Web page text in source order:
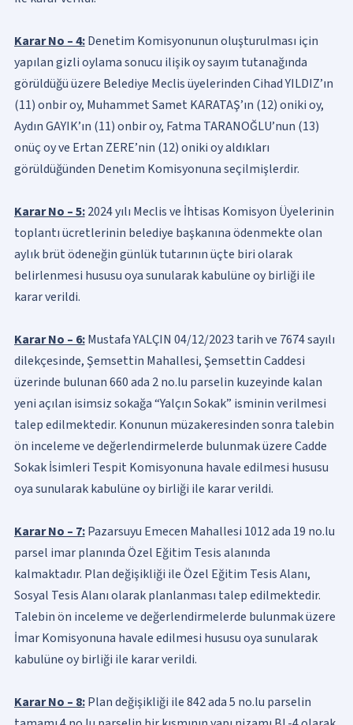
Karar No – 4:Denetim Komisyonunun oluşturulması için
yapılan gizli oylama sonucu ilişik oy sayım tutanağında
görüldüğü üzere Belediye Meclis üyelerinden Cihad YILDIZ’ın
(11) onbir oy, Muhammet Samet KARATAŞ’ın (12) oniki oy,
Aydın GAYIK’ın (11) onbir oy, Fatma TARANOĞLU’nun (13)
onüç oy ve Ertan ZERE’nin (12) oniki oy aldıkları
görüldüğünden Denetim Komisyonuna seçilmişlerdir.
Karar No – 5:2024 yılı Meclis ve İhtisas Komisyon Üyelerinin
toplantı ücretlerinin belediye başkanına ödenmekte olan
aylık brüt ödeneğin günlük tutarının üçte biri olarak
belirlenmesi hususu oya sunularak kabulüne oy birliği ile
karar verildi.
Karar No – 6:Mustafa YALÇIN 04/12/2023 tarih ve 7674 sayılı
dilekçesinde, Şemsettin Mahallesi, Şemsettin Caddesi
üzerinde bulunan 660 ada 2 no.lu parselin kuzeyinde kalan
yeni açılan isimsiz sokağa “Yalçın Sokak” isminin verilmesi
talep edilmektedir. Konunun müzakeresinden sonra talebin
ön inceleme ve değerlendirmelerde bulunmak üzere Cadde
Sokak İsimleri Tespit Komisyonuna havale edilmesi hususu
oya sunularak kabulüne oy birliği ile karar verildi.
Karar No – 7:Pazarsuyu Emecen Mahallesi 1012 ada 19 no.lu
parsel imar planında Özel Eğitim Tesis alanında
kalmaktadır. Plan değişikliği ile Özel Eğitim Tesis Alanı,
Sosyal Tesis Alanı olarak planlanması talep edilmektedir.
Talebin ön inceleme ve değerlendirmelerde bulunmak üzere
İmar Komisyonuna havale edilmesi hususu oya sunularak
kabulüne oy birliği ile karar verildi.
Karar No – 8:Plan değişikliği ile 842 ada 5 no.lu parselin